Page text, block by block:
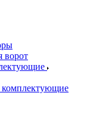
ворот
комплектующие